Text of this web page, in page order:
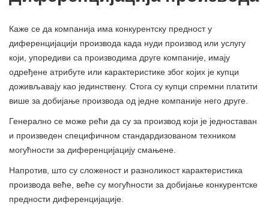
Каже се да компанија има конкурентску предност у
диференцијацији производа када нуди производ или услугу
који, упоредиви са производима друге компаније, имају
одређене атрибуте или карактеристике због којих је купци
доживљавају као јединствену. Стога су купци спремни платити
више за добијање производа од једне компаније него друге.
Генерално се може рећи да су за производ који је једноставан
и произведен специфичном стандардизованом техником
могућности за диференцијацију смањене.
Напротив, што су сложеност и разноликост карактеристика
производа веће, веће су могућности за добијање конкурентске
предности диференцијације.